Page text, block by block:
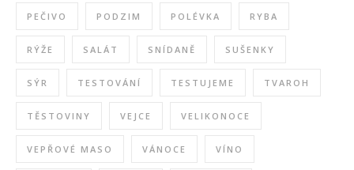
PEČIVO PODZIM POLÉVKA RYBA
RÝŽE SALÁT SNÍDANĚ SUŠENKY
SÝR TESTOVÁNÍ TESTUJEME TVAROH
TĚSTOVINY VEJCE VELIKONOCE
VEPŘOVÉ MASO VÁNOCE VÍNO